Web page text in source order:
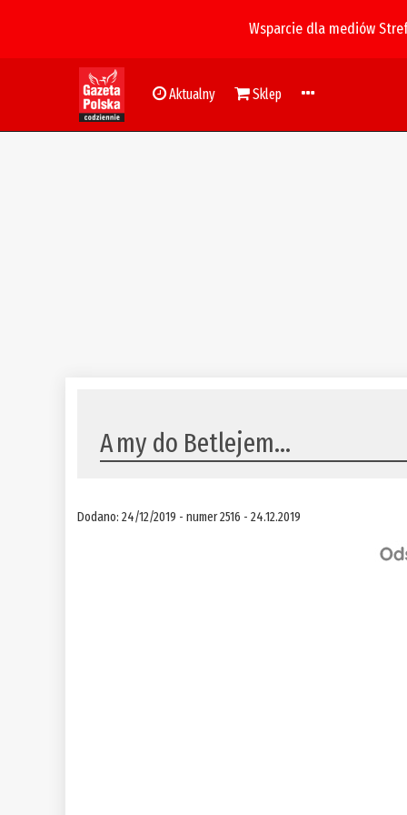
Wsparcie dla mediów
Aktualny Sklep
​A my do Betlejem...
Dodano: 24/12/2019 - numer 2516 - 24.12.2019